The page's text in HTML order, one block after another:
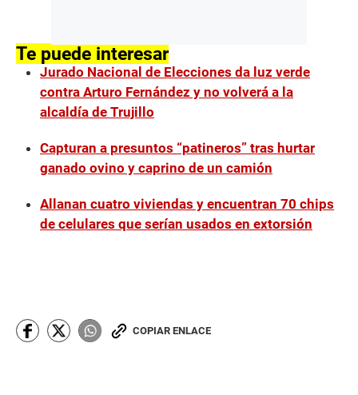
Te puede interesar
Jurado Nacional de Elecciones da luz verde
contra Arturo Fernández y no volverá a la
alcaldía de Trujillo
Capturan a presuntos “patineros” tras hurtar
ganado ovino y caprino de un camión
Allanan cuatro viviendas y encuentran 70 chips
de celulares que serían usados en extorsión
COPIAR ENLACE